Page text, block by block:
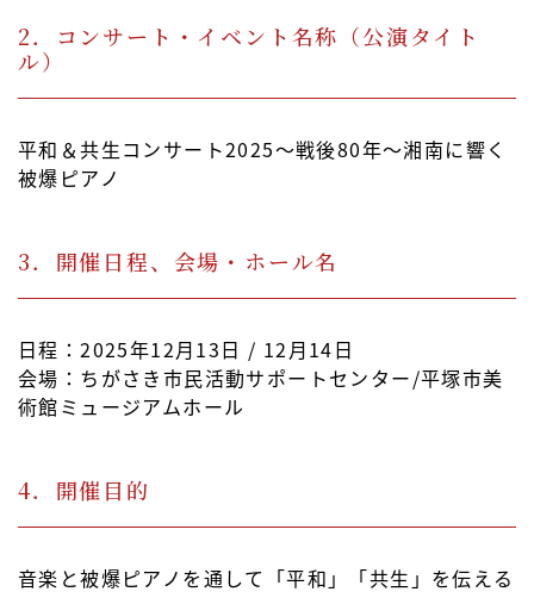
2．コンサート・イベント名称（公演タイト
ル）
平和＆共生コンサート2025～戦後80年～湘南に響く
被爆ピアノ
3．開催日程、会場・ホール名
日程：2025年12月13日 / 12月14日
会場：ちがさき市民活動サポートセンター/平塚市美
術館ミュージアムホール
4．開催目的
音楽と被爆ピアノを通して「平和」「共生」を伝える